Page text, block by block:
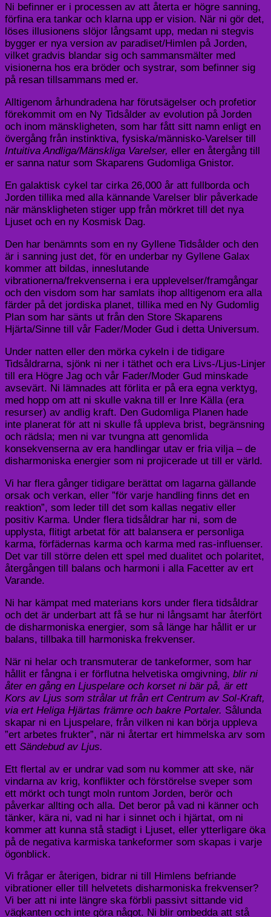
Ni befinner er i processen av att återta er högre sanning,
förfina era tankar och klarna upp er vision. När ni gör det,
löses illusionens slöjor långsamt upp, medan ni stegvis
bygger er nya version av paradiset/Himlen på Jorden,
vilket gradvis blandar sig och sammansmälter med
visionerna hos era bröder och systrar, som befinner sig
på resan tillsammans med er.
Alltigenom århundradena har förutsägelser och profetior
förekommit om en Ny Tidsålder av evolution på Jorden
och inom mänskligheten, som har fått sitt namn enligt en
övergång från instinktiva, fysiska/människo-Varelser till
Intuitiva Andliga/Mänskliga Varelser, eller en återgång till
er sanna natur som Skaparens Gudomliga Gnistor.
En galaktisk cykel tar cirka 26,000 år att fullborda och
Jorden tillika med alla kännande Varelser blir påverkade
när mänskligheten stiger upp från mörkret till det nya
Ljuset och en ny Kosmisk Dag.
Den har benämnts som en ny Gyllene Tidsålder och den
är i sanning just det, för en underbar ny Gyllene Galax
kommer att bildas, inneslutande
vibrationerna/frekvenserna i era upplevelser/framgångar
och den visdom som har samlats ihop alltigenom era alla
färder på det jordiska planet, tillika med en Ny Gudomlig
Plan som har sänts ut från den Store Skaparens
Hjärta/Sinne till vår Fader/Moder Gud i detta Universum.
Under natten eller den mörka cykeln i de tidigare
Tidsåldrarna, sjönk ni ner i täthet och era Livs-/Ljus-Linjer
till era Högre Jag och vår Fader/Moder Gud minskade
avsevärt. Ni lämnades att förlita er på era egna verktyg,
med hopp om att ni skulle vakna till er Inre Källa (era
resurser) av andlig kraft. Den Gudomliga Planen hade
inte planerat för att ni skulle få uppleva brist, begränsning
och rädsla; men ni var tvungna att genomlida
konsekvenserna av era handlingar utav er fria vilja – de
disharmoniska energier som ni projicerade ut till er värld.
Vi har flera gånger tidigare berättat om lagarna gällande
orsak och verkan, eller ”för varje handling finns det en
reaktion”, som leder till det som kallas negativ eller
positiv Karma. Under flera tidsåldrar har ni, som de
upplysta, flitigt arbetat för att balansera er personliga
karma, förfädernas karma och karma med ras-influenser.
Det var till större delen ett spel med dualitet och polaritet,
återgången till balans och harmoni i alla Facetter av ert
Varande.
Ni har kämpat med materians kors under flera tidsåldrar
och det är underbart att få se hur ni långsamt har återfört
de disharmoniska energier, som så länge har hållit er ur
balans, tillbaka till harmoniska frekvenser.
När ni helar och transmuterar de tankeformer, som har
hållit er fångna i er förflutna helvetiska omgivning, blir ni
åter en gång en Ljuspelare och korset ni bär på, är ett
Kors av Ljus som strålar ut från ert Centrum av Sol-Kraft,
via ert Heliga Hjärtas främre och bakre Portaler. Sålunda
skapar ni en Ljuspelare, från vilken ni kan börja uppleva
”ert arbetes frukter”, när ni återtar ert himmelska arv som
ett Sändebud av Ljus.
Ett flertal av er undrar vad som nu kommer att ske, när
vindarna av krig, konflikter och förstörelse sveper som
ett mörkt och tungt moln runtom Jorden, berör och
påverkar allting och alla. Det beror på vad ni känner och
tänker, kära ni, vad ni har i sinnet och i hjärtat, om ni
kommer att kunna stå stadigt i Ljuset, eller ytterligare öka
på de negativa karmiska tankeformer som skapas i varje
ögonblick.
Vi frågar er återigen, bidrar ni till Himlens befriande
vibrationer eller till helvetets disharmoniska frekvenser?
Vi ber att ni inte längre ska förbli passivt sittande vid
vägkanten och inte göra något. Ni blir ombedda att stå